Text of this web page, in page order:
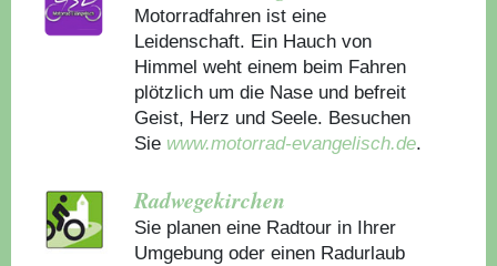
Motorradfahren ist eine
Leidenschaft. Ein Hauch von
Himmel weht einem beim Fahren
plötzlich um die Nase und befreit
Geist, Herz und Seele. Besuchen
Sie www.motorrad-evangelisch.de.
Radwegekirchen
Sie planen eine Radtour in Ihrer
Umgebung oder einen Radurlaub